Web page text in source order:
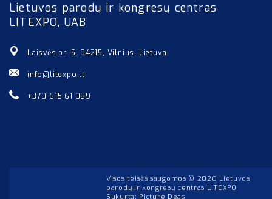
Lietuvos parodų ir kongresų centras
LITEXPO, UAB
Laisvės pr. 5, 04215, Vilnius, Lietuva
info@litexpo.lt
+370 615 61 089
Visos teisės saugomos © 2026 Lietuvos
parodų ir kongresų centras LITEXPO
Sukurta: PictureIDeas